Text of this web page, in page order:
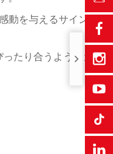
動を与えるサインを
たり合うようにカス